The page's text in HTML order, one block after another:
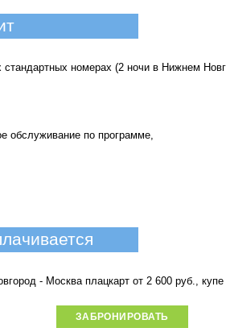
номерах (2 ночи в Нижнем
обслуживание по программе,
- Москва плацкарт от 2 600 руб., купе
ЗАБРОНИРОВАТЬ